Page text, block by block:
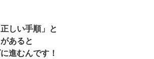
しい手順」と
あると
進むんです！